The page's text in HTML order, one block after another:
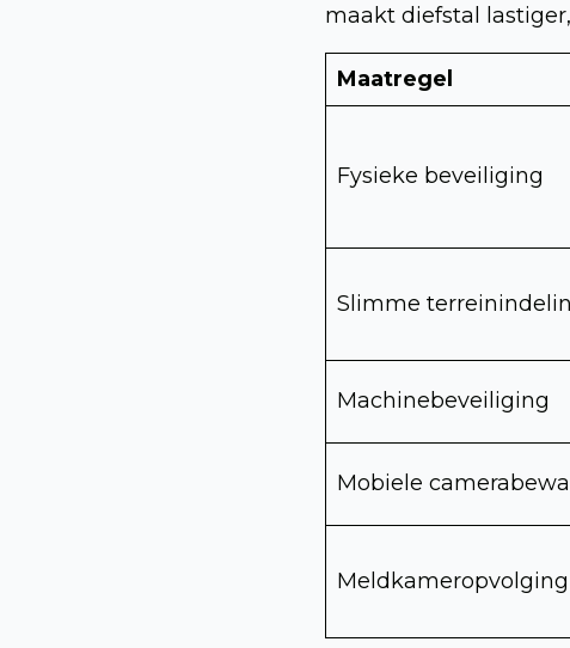
maakt diefstal
Maatregel
Fysieke beveiliging
Slimme
Machinebeveiliging
Mobiele
Meldkameropvolging